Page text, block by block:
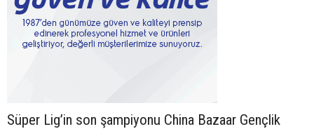
Süper Lig’in son şampiyonu China Bazaar Gençlik